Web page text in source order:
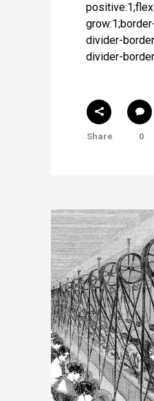
divider-
divider-
Share 0